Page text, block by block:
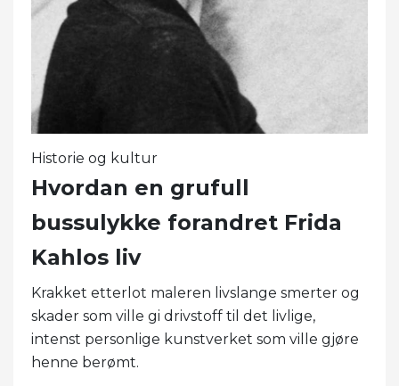
Historie og kultur
Hvordan en grufull
bussulykke forandret Frida
Kahlos liv
Krakket etterlot maleren livslange smerter og
skader som ville gi drivstoff til det livlige,
intenst personlige kunstverket som ville gjøre
henne berømt.